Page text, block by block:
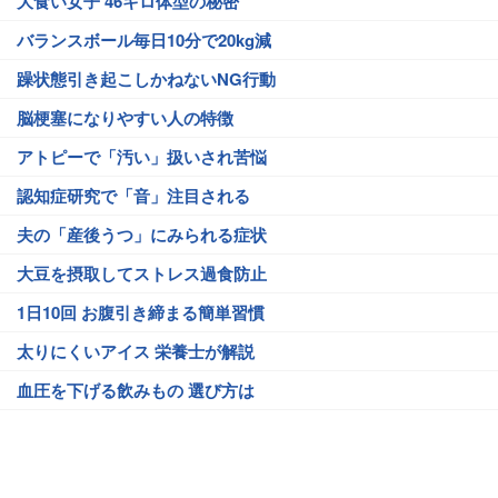
バランスボール毎日10分で20kg減
躁状態引き起こしかねないNG行動
脳梗塞になりやすい人の特徴
アトピーで「汚い」扱いされ苦悩
認知症研究で「音」注目される
夫の「産後うつ」にみられる症状
大豆を摂取してストレス過食防止
1日10回 お腹引き締まる簡単習慣
太りにくいアイス 栄養士が解説
血圧を下げる飲みもの 選び方は